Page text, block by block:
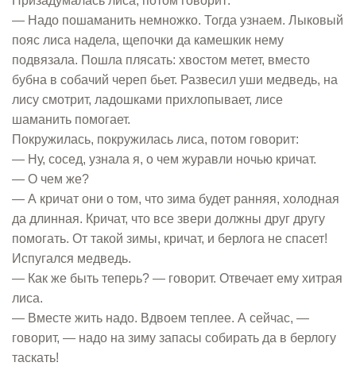
— Надо пошаманить немножко. Тогда узнаем. Лыковый
пояс лиса надела, щепочки да камешкик нему
подвязала. Пошла плясать: хвостом метет, вместо
бубна в собачий череп бьет. Развесил уши медведь, на
лису смотрит, ладошками прихлопывает, лисе
шаманить помогает.
Покружилась, покружилась лиса, потом говорит:
— Ну, сосед, узнала я, о чем журавли ночью кричат.
— О чем же?
— А кричат они о том, что зима будет ранняя, холодная
да длинная. Кричат, что все звери должны друг другу
помогать. От такой зимы, кричат, и берлога не спасет!
Испугался медведь.
— Как же быть теперь? — говорит. Отвечает ему хитрая
лиса.
— Вместе жить надо. Вдвоем теплее. А сейчас, —
говорит, — надо на зиму запасы собирать да в берлогу
таскать!